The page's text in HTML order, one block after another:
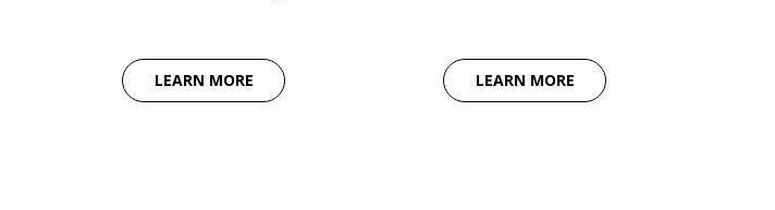
LEARN MORE LEARN MORE